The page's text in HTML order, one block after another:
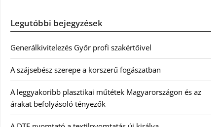
Legutóbbi bejegyzések
Generálkivitelezés Győr profi szakértőivel
A szájsebész szerepe a korszerű fogászatban
A leggyakoribb plasztikai műtétek Magyarországon és az
árakat befolyásoló tényezők